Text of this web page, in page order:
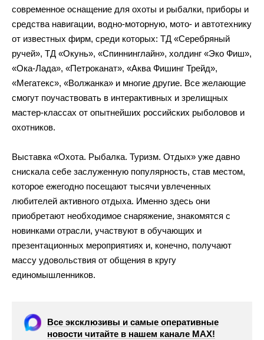
современное оснащение для охоты и рыбалки, приборы и
средства навигации, водно-моторную, мото- и автотехнику
от известных фирм, среди которых: ТД «Серебряный
ручей», ТД «Окунь», «Спиннинглайн», холдинг «Эко Фиш»,
«Ока-Лада», «Петроканат», «Аква Фишинг Трейд»,
«Мегатекс», «Волжанка» и многие другие. Все желающие
смогут поучаствовать в интерактивных и зрелищных
мастер-классах от опытнейших российских рыболовов и
охотников.
Выставка «Охота. Рыбалка. Туризм. Отдых» уже давно
снискала себе заслуженную популярность, став местом,
которое ежегодно посещают тысячи увлеченных
любителей активного отдыха. Именно здесь они
приобретают необходимое снаряжение, знакомятся с
новинками отрасли, участвуют в обучающих и
презентационных мероприятиях и, конечно, получают
массу удовольствия от общения в кругу
единомышленников.
Все эксклюзивы и самые оперативные
новости читайте в нашем канале МАХ!